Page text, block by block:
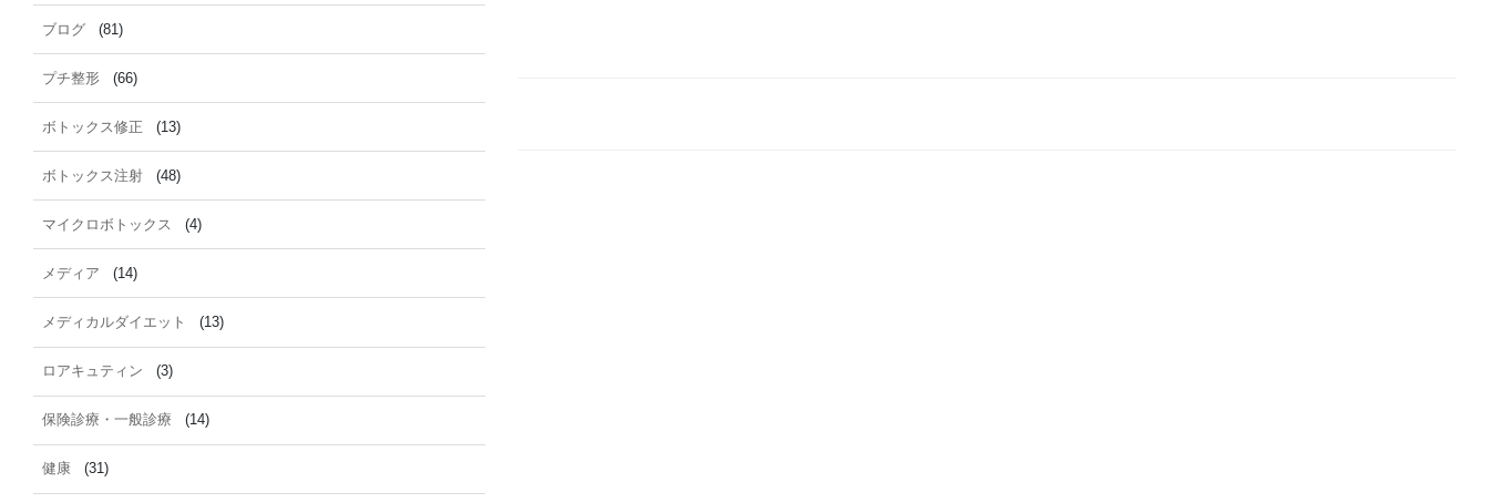
ブログ (81)
プチ整形 (66)
ボトックス修正 (13)
ボトックス注射 (48)
マイクロボトックス (4)
メディア (14)
メディカルダイエット (13)
ロアキュティン (3)
保険診療・一般診療 (14)
健康 (31)